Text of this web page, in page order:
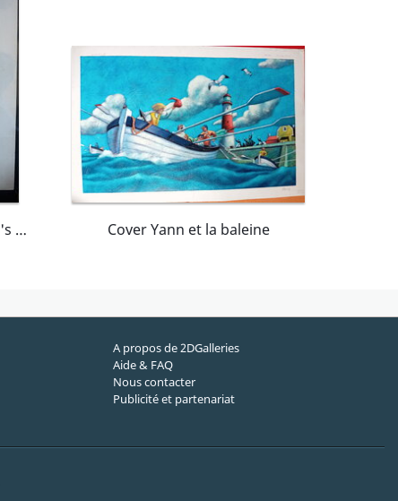
The Shadow: 1941. Hitler's Astrologer Cover Yann et la baleine
A propos de 2DGalleries
Aide & FAQ
Nous contacter
Publicité et partenariat